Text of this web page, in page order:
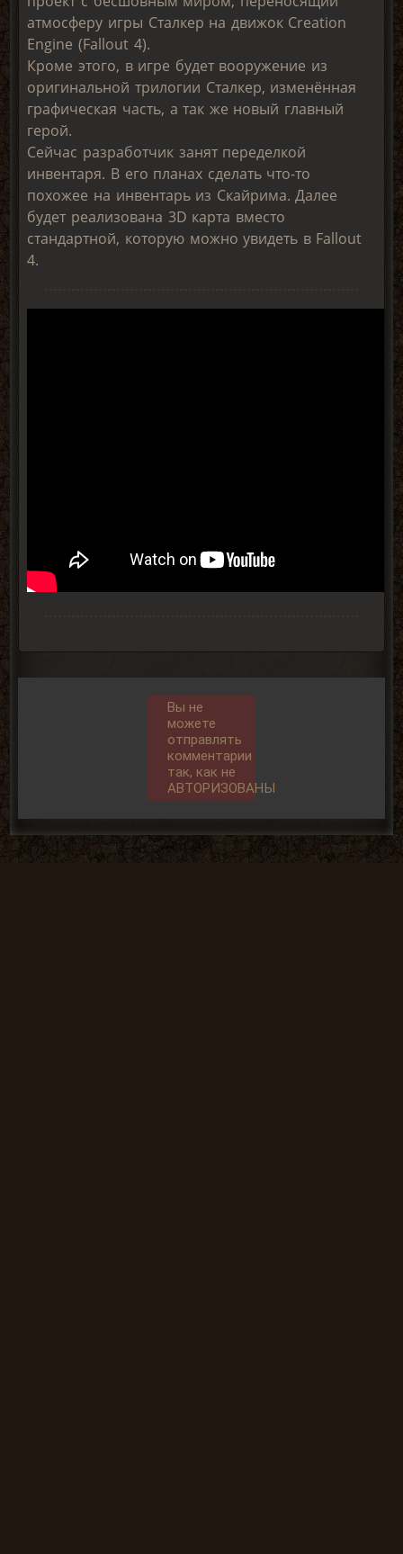
атмосферу игры Сталкер на движок Creation
Engine (Fallout 4).
Кроме этого, в игре будет вооружение из
оригинальной трилогии Сталкер, изменённая
графическая часть, а так же новый главный
герой.
Сейчас разработчик занят переделкой
инвентаря. В его планах сделать что-то
похожее на инвентарь из Скайрима. Далее
будет реализована 3D карта вместо
стандартной, которую можно увидеть в Fallout
4.
Вы не
можете
отправлять
комментарии
так, как не
АВТОРИЗОВАНЫ